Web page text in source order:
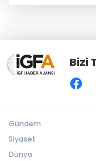
Bizi
Gündem
Siyaset
Dünya